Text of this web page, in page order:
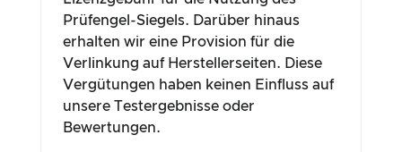
Prüfengel-Siegels. Darüber hinaus
erhalten wir eine Provision für die
Verlinkung auf Herstellerseiten. Diese
Vergütungen haben keinen Einfluss auf
unsere Testergebnisse oder
Bewertungen.